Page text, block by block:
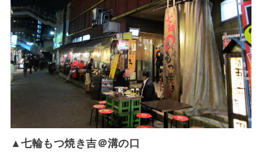
▲七輪もつ焼き吉＠溝の口